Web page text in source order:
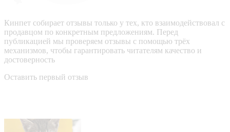
Кинпет собирает отзывы только у тех, кто взаимодействовал с
продавцом по конкретным предложениям. Перед
публикацией мы проверяем отзывы с помощью трёх
механизмов, чтобы гарантировать читателям качество и
достоверность
Оставить первый отзыв